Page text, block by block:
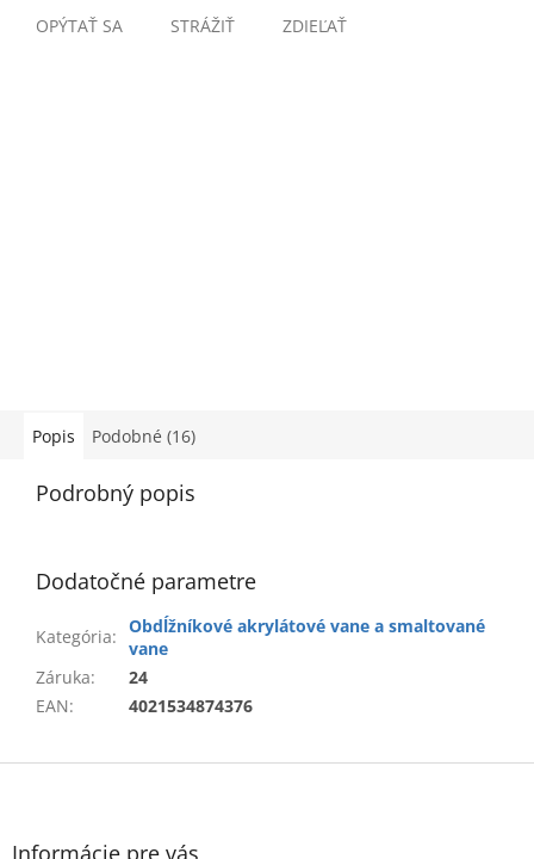
OPÝTAŤ SA STRÁŽIŤ ZDIEĽAŤ
Popis Podobné (16)
Podrobný popis
Dodatočné parametre
Kategória: Obdĺžníkové akrylátové vane a smaltované
vane
Záruka:
24
EAN: 4021534874376
Z
Informácie pre vás